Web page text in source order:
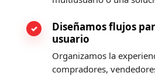
Diseñamos flujos
usuario
Organizamos la
compradores,